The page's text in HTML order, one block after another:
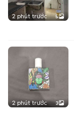
2 phút trước 5
2 phút trước 3